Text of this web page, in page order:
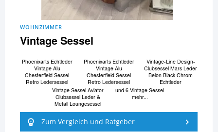
WOHNZIMMER
Vintage Sessel
Phoenixarts Echtleder
Vintage Alu
Chesterfield Sessel
Retro Ledersessel
Phoenixarts Echtleder
Vintage Alu
Chesterfield Sessel
Retro Ledersessel
Vintage-Line Design-
Clubsessel Mars Leder
Belon Black Chrom
Echtleder
Vintage Sessel Aviator
Clubsessel Leder &
Metall Loungesessel
und 6 Vintage Sessel
mehr...
Zum Vergleich und Ratgeber